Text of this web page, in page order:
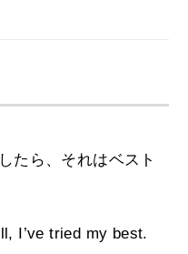
たら、それはベスト
I’ve tried my best.